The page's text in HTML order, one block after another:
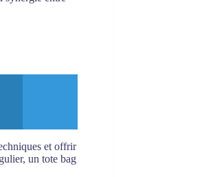
et offrir
un tote bag